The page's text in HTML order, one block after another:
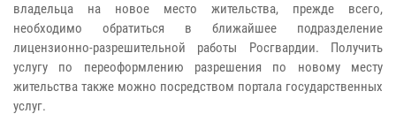
владельца на новое место жительства, прежде всего,
необходимо обратиться в ближайшее подразделение
лицензионно-разрешительной работы Росгвардии. Получить
услугу по переоформлению разрешения по новому месту
жительства также можно посредством портала государственных
услуг.